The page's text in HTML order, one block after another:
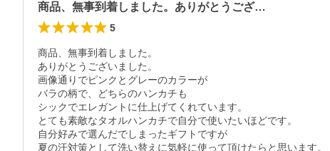
商品、無事到着しました。ありがとうござ…
5
商品、無事到着しました。
ありがとうございました。
画像通りでピンクとグレーのカラーが
バラの柄で、どちらのハンカチも
シックでエレガントに仕上げてくれています。
とても素敵なタオルハンカチで自分で使いたいほどです。
自分好みで選んだでしまったギフトですが